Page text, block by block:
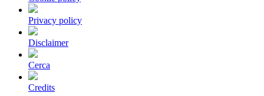
Privacy policy
Disclaimer
Cerca
Credits